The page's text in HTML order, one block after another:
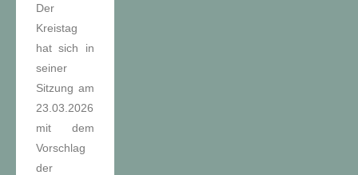
Der
Kreistag
hat sich in
seiner
Sitzung am
23.03.2026
mit dem
Vorschlag
der